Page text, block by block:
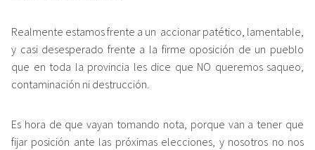
Realmente estamos frente a un accionar patético, lamentable,
y casi desesperado frente a la firme oposición de un pueblo
que en toda la provincia les dice que NO queremos saqueo,
contaminación ni destrucción.
Es hora de que vayan tomando nota, porque van a tener que
fijar posición ante las próximas elecciones, y nosotros no nos